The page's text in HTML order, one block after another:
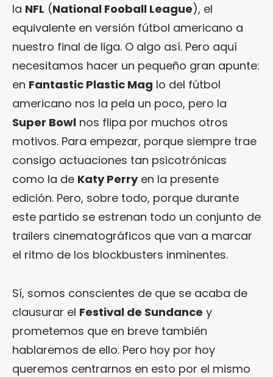
la NFL (National Fooball League), el
equivalente en versión fútbol americano a
nuestro final de liga. O algo así. Pero aquí
necesitamos hacer un pequeño gran apunte:
en Fantastic Plastic Mag lo del fútbol
americano nos la pela un poco, pero la
Super Bowl nos flipa por muchos otros
motivos. Para empezar, porque siempre trae
consigo actuaciones tan psicotrónicas
como la de Katy Perryen la presente
edición. Pero, sobre todo, porque durante
este partido se estrenan todo un conjunto de
trailers cinematográficos que van a marcar
el ritmo de los blockbusters inminentes.
Sí, somos conscientes de que se acaba de
clausurar el Festival de Sundance y
prometemos que en breve también
hablaremos de ello. Pero hoy por hoy
queremos centrarnos en esto por el mismo